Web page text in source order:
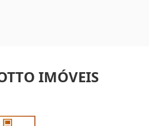
IMÓVEIS